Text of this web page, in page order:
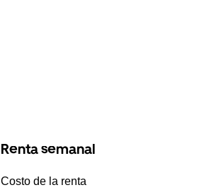
Renta semanal
Costo de la renta